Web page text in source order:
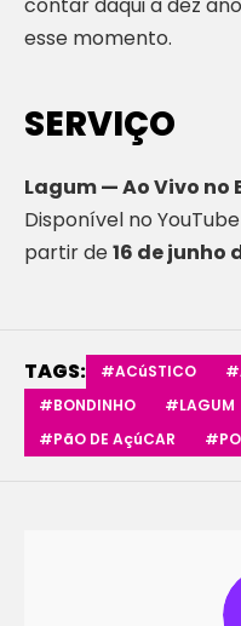
esse momento.
SERVIÇO
Lagum — Ao Vivo no
Disponível no
partir de16 de junho
TAGS: #ACúSTICO
#BONDINHO
#LAGUM
#PãO DE AçúCAR